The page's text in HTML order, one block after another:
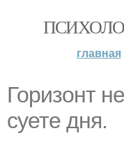
главная
Горизонт
суете дня.